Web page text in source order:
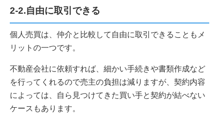
2-2.自由に取引できる
個人売買は、仲介と比較して自由に取引できることもメ
リットの一つです。
不動産会社に依頼すれば、細かい手続きや書類作成など
を行ってくれるので売主の負担は減りますが、契約内容
によっては、自ら見つけてきた買い手と契約が結べない
ケースもあります。